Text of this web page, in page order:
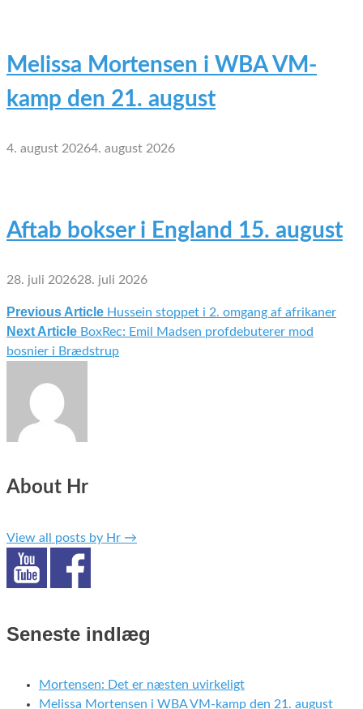
Melissa Mortensen i WBA VM-
kamp den 21. august
4. august 20264. august 2026
Aftab bokser i England 15. august
28. juli 202628. juli 2026
Indlægsnavigation
Previous Article Hussein stoppet i 2. omgang af afrikaner
Next Article BoxRec: Emil Madsen profdebuterer mod
bosnier i Brædstrup
About Hr
View all posts by Hr →
Seneste indlæg
Mortensen: Det er næsten uvirkeligt
Melissa Mortensen i WBA VM-kamp den 21. august